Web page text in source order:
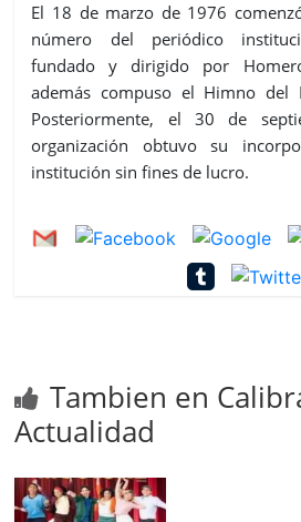
El 18 de marzo de 1976
número del periódico
fundado y dirigido por
además compuso el Himno del
Posteriormente, el 30 de
organización obtuvo su
institución sin fines de lucro.
Tambien en
Actualidad